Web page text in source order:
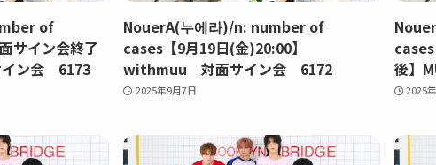
of
サイン会終了
ン会 6173
NouerA(누에라)/n: number of
cases【9月19日(金)20:00】
withmuu 対面サイン会 6172
2025年9月7日
後】
2025